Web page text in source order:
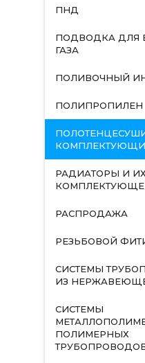
ПНД
ПОДВОДКА ДЛЯ
ГАЗА
ПОЛИВОЧНЫЙ
ПОЛИПРОПИЛЕН
РАДИАТОРЫ И ИХ
РАСПРОДАЖА
РЕЗЬБОВОЙ
СИСТЕМЫ
ИЗ
СИСТЕМЫ
ПОЛИМЕРНЫХ